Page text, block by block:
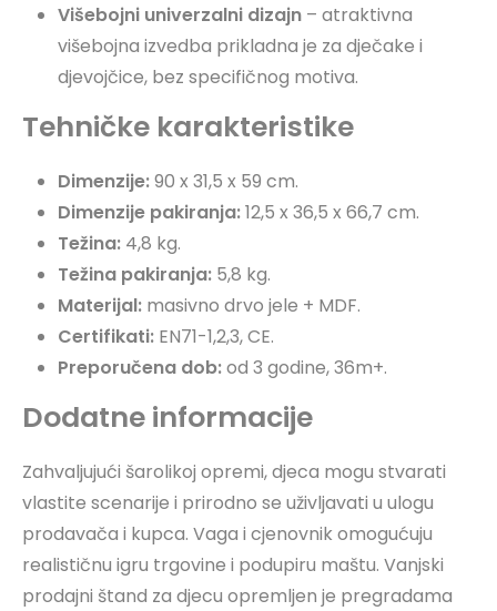
Višebojni univerzalni dizajn – atraktivna
višebojna izvedba prikladna je za dječake i
djevojčice, bez specifičnog motiva.
Tehničke karakteristike
Dimenzije:90 x 31,5 x 59 cm.
Dimenzije pakiranja:12,5 x 36,5 x 66,7 cm.
Težina: 4,8 kg.
Težina pakiranja: 5,8 kg.
Materijal: masivno drvo jele + MDF.
Certifikati: EN71-1,2,3, CE.
Preporučena dob:od 3 godine, 36m+.
Dodatne informacije
Zahvaljujući šarolikoj opremi, djeca mogu stvarati
vlastite scenarije i prirodno se uživljavati u ulogu
prodavača i kupca. Vaga i cjenovnik omogućuju
realističnu igru trgovine i podupiru maštu. Vanjski
prodajni štand za djecu opremljen je pregradama